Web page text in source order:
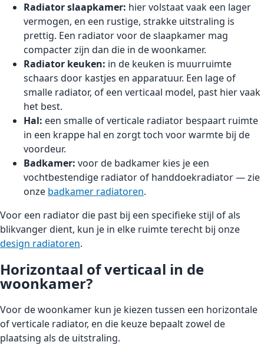
Radiator slaapkamer: hier volstaat vaak een lager
vermogen, en een rustige, strakke uitstraling is
prettig. Een radiator voor de slaapkamer mag
compacter zijn dan die in de woonkamer.
Radiator keuken: in de keuken is muurruimte
schaars door kastjes en apparatuur. Een lage of
smalle radiator, of een verticaal model, past hier vaak
het best.
Hal: een smalle of verticale radiator bespaart ruimte
in een krappe hal en zorgt toch voor warmte bij de
voordeur.
Badkamer: voor de badkamer kies je een
vochtbestendige radiator of handdoekradiator — zie
onze badkamer radiatoren.
Voor een radiator die past bij een specifieke stijl of als
blikvanger dient, kun je in elke ruimte terecht bij onze
design radiatoren.
Horizontaal of verticaal in de
woonkamer?
Voor de woonkamer kun je kiezen tussen een horizontale
of verticale radiator, en die keuze bepaalt zowel de
plaatsing als de uitstraling.